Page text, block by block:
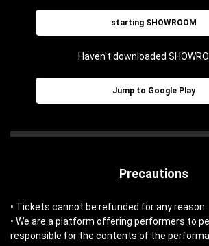
starting SHOWROOM
Haven't downloaded
Jump to Google Play
Precautions
• Tickets cannot be refunded for any reason.
• We are a platform offering performers to
responsible for the contents of the